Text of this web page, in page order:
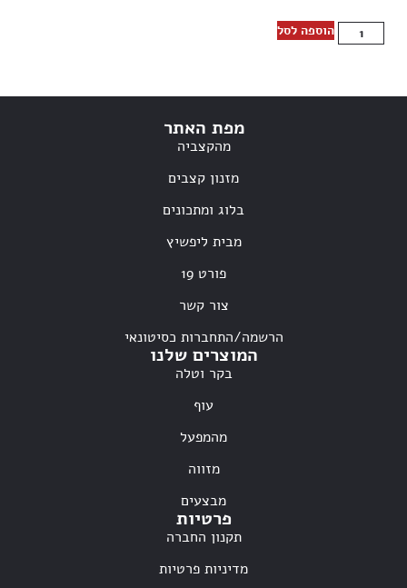
הוספה לסל
מפת האתר
מהקצביה
מזנון קצבים
בלוג ומתכונים
מבית ליפשיץ
פורט 19
צור קשר
הרשמה/התחברות כסיטונאי
המוצרים שלנו
בקר וטלה
עוף
מהמפעל
מזווה
מבצעים
פרטיות
תקנון החברה
מדיניות פרטיות